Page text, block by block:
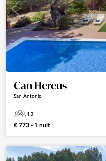
Can Hereus
San Antonio
12
€ 773 - 1 nuit